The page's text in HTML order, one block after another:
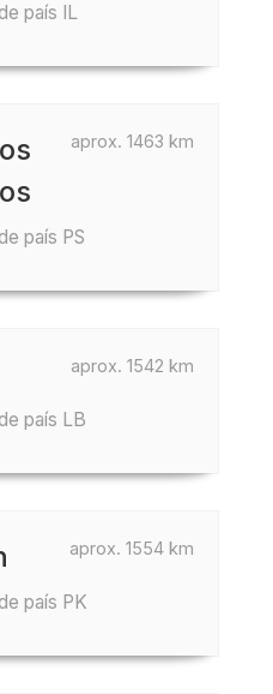
país IL
aprox. 1463 km
país PS
aprox. 1542 km
país LB
aprox. 1554 km
país PK